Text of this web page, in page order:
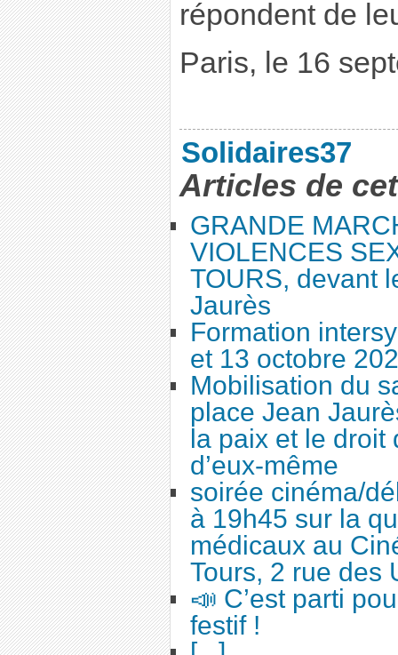
répondent de
Paris, le 16
Solidaires37
Articles de
GRANDE
VIOLENCES
TOURS, devant
Jaurès
Formation
et 13 octobre
Mobilisation du
place Jean
la paix et le
d’eux-même
soirée cinéma/
à 19h45 sur la
médicaux au
Tours, 2 rue des
📣 C’est parti
festif !